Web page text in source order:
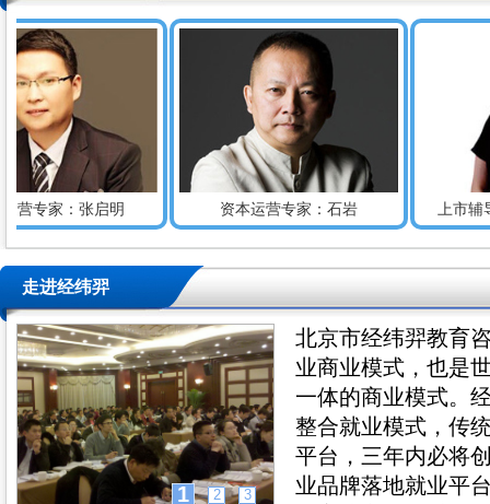
张启明 资本运营专家：石岩 上市辅导专家：
走进经纬羿
1 2 3
北京市经纬羿教育
业商业模式，也是
一体的商业模式。
整合就业模式，传
平台，三年内必将
业品牌落地就业平